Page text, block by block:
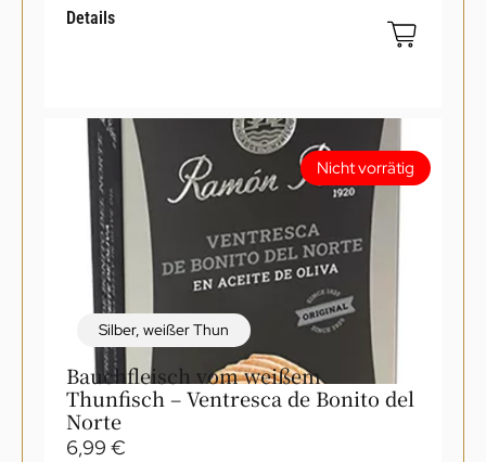
Details
Nicht vorrätig
Silber, weißer Thun
Bauchfleisch vom weißem
Thunfisch – Ventresca de Bonito del
Norte
6,99 €